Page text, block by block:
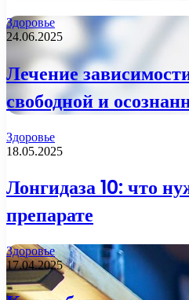
Здоровье
24.06.2025
Лечение
свободной и
Здоровье
18.05.2025
Лонгидаза 10: что
препарате
Здоровье
17.04.2025